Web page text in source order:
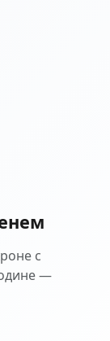
с
—